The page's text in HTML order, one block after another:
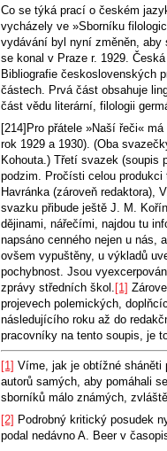
Co se týká prací o českém
vycházely ve »Sborníku
vydávání byl nyní změněn, aby
se konal v Praze r. 1929.
Bibliografie československých
částech. Prvá část obsahuje
část vědu literární, filologii
[214]Pro přátele »Naší řeči«
rok 1929 a 1930). (Oba
Kohouta.) Třetí svazek (soupis
podzim. Pročísti celou
Havránka (zároveň redaktora),
svazku přibude ještě J. M.
dějinami, nářečími, najdou tu
napsáno cenného nejen u nás,
ovšem vypuštěny, u výkladů
pochybnost. Jsou
zprávy středních škol. [1]
projevech polemických,
následujícího roku až do
pracovníky na tento soupis, je
[1] Víme, jak je obtížné sháněti
autorů samých, aby pomáhali
sborníků málo známých,
[2] Podrobný kritický posudek
podal nedávno A. Beer v